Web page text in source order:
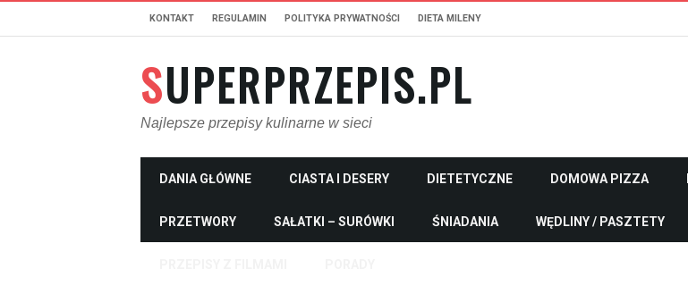
KONTAKT REGULAMIN POLITYKA PRYWATNOŚCI DIETA MILENY
SUPERPRZEPIS.PL
Najlepsze przepisy kulinarne w sieci
DANIA GŁÓWNE CIASTA I DESERY DIETETYCZNE DOMOWA PIZZA
PRZETWORY SAŁATKI – SURÓWKI ŚNIADANIA WĘDLINY / PASZTETY